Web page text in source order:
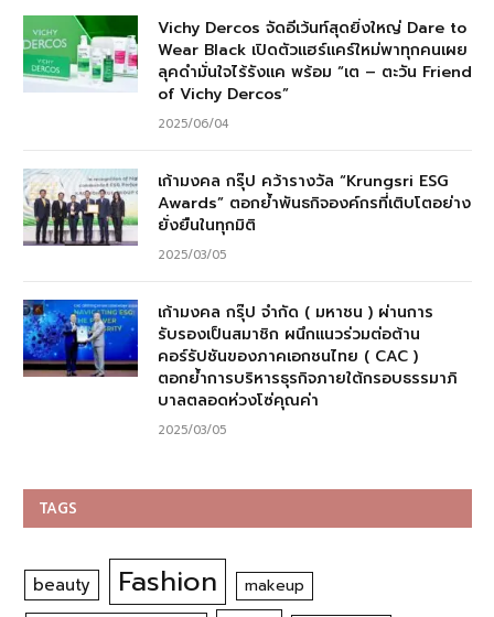
Vichy Dercos จัดอีเว้นท์สุดยิ่งใหญ่ Dare to
Wear Black เปิดตัวแฮร์แคร์ใหม่พาทุกคนเผย
ลุคดำมั่นใจไร้รังแค พร้อม “เต – ตะวัน Friend
of Vichy Dercos”
2025/06/04
เก้ามงคล กรุ๊ป คว้ารางวัล “Krungsri ESG
Awards” ตอกย้ำพันธกิจองค์กรที่เติบโตอย่าง
ยั่งยืนในทุกมิติ
2025/03/05
เก้ามงคล กรุ๊ป จำกัด ( มหาชน ) ผ่านการ
รับรองเป็นสมาชิก ผนึกแนวร่วมต่อต้าน
คอร์รัปชันของภาคเอกชนไทย ( CAC )
ตอกย้ำการบริหารธุรกิจภายใต้กรอบธรรมาภิ
บาลตลอดห่วงโซ่คุณค่า
2025/03/05
TAGS
beauty Fashion makeup